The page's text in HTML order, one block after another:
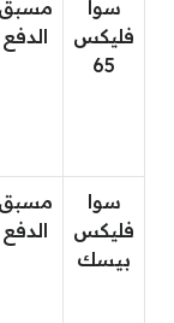
سوا
فليكس
65
مسبق
الدفع
سوا
فليكس
بيسك
مسبق
الدفع